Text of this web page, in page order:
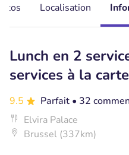
Localisation
Lunch en 2
services à la
9.5 Parfait • 32
Elvira Palace
Brussel (337km)